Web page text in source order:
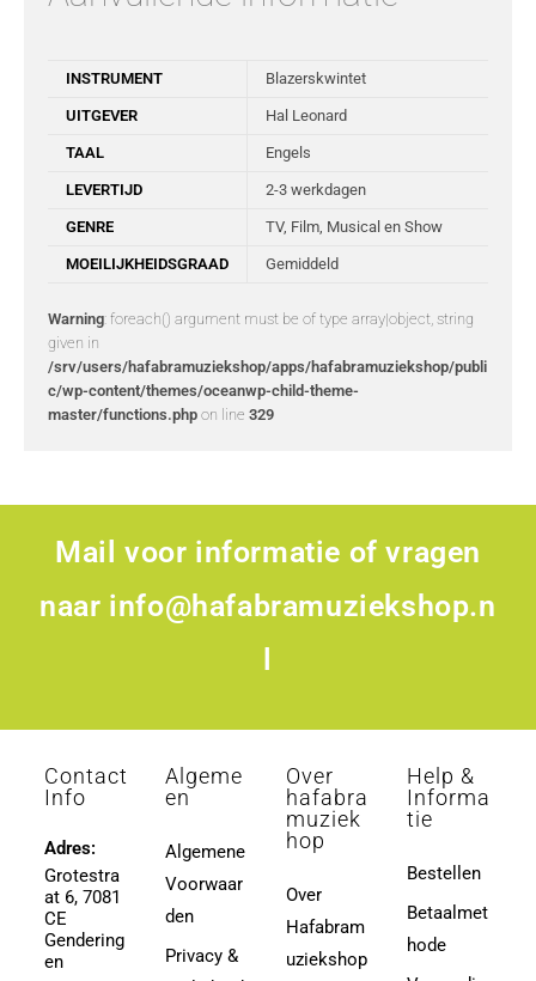
INSTRUMENT Blazerskwintet
UITGEVER Hal Leonard
TAAL Engels
LEVERTIJD 2-3 werkdagen
GENRE TV, Film, Musical en Show
MOEILIJKHEIDSGRAAD Gemiddeld
Warning: foreach() argument must be of type array|object, string
given in
/srv/users/hafabramuziekshop/apps/hafabramuziekshop/publi
c/wp-content/themes/oceanwp-child-theme-
master/functions.php on line 329
Mail voor informatie of vragen
naar info@hafabramuziekshop.n
Contact
Info
Adres:
Grotestra
at 6, 7081
CE
Gendering
en
Algeme
en
Algemene
Voorwaar
den
Privacy &
Over
hafabra
muziek
hop
Over
Hafabram
uziekshop
Help &
Informa
tie
Bestellen
Betaalmet
hode